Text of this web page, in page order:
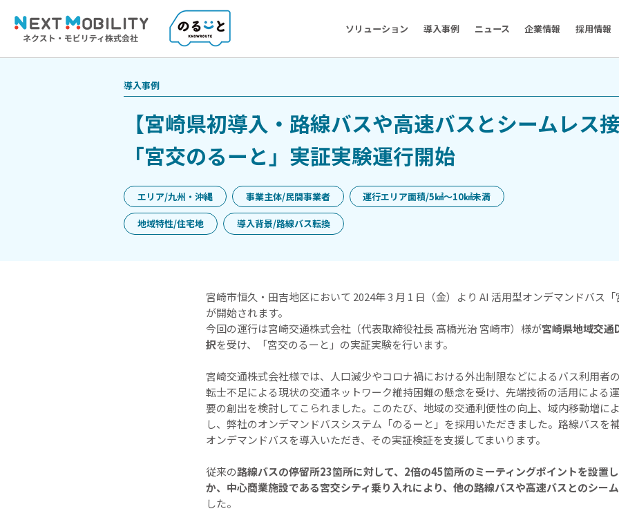
ソリューション 導入事例 ニュース 企業情報 採用情報
導入事例
【宮崎県初導入・路線バスや高速バスとシームレス
「宮交のるーと」実証実験運行開始
エリア/九州・沖縄 事業主体/民間事業者 運行エリア面積/5㎢〜10㎢未満
地域特性/住宅地 導入背景/路線バス転換
宮崎市恒久・田吉地区において 2024年 3 月 1 日（金）より AI 活用型オンデマンドバス
が開始されます。
今回の運行は宮崎交通株式会社（代表取締役社長 髙橋光治 宮崎市）様が宮崎県地域交通
択を受け、「宮交のるーと」の実証実験を行います。
宮崎交通株式会社様では、人口減少やコロナ禍における外出制限などによるバス利用者
転士不足による現状の交通ネットワーク維持困難の懸念を受け、先端技術の活用による
要の創出を検討してこられました。このたび、地域の交通利便性の向上、域内移動増に
し、弊社のオンデマンドバスシステム「のるーと」を採用いただきました。路線バスを
オンデマンドバスを導入いただき、その実証検証を支援してまいります。
従来の路線バスの停留所23箇所に対して、2倍の45箇所のミーティングポイントを設置
か、中心商業施設である宮交シティ乗り入れにより、他の路線バスや高速バスとのシー
した。